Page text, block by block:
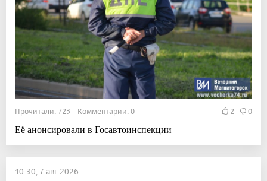
Прочитали: 723 Комментарии: 0 2 0
Её анонсировали в Госавтоинспекции
10:30, 7 авг 2026